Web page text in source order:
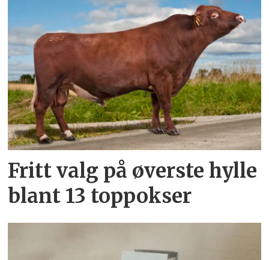
Fritt valg på øverste hylle
blant 13 toppokser